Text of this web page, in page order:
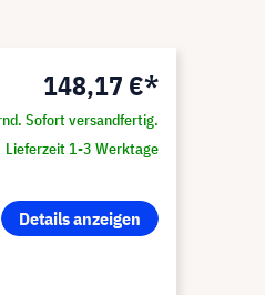
148,17 €*
Sofort versandfertig.
Lieferzeit 1-3 Werktage
Details anzeigen